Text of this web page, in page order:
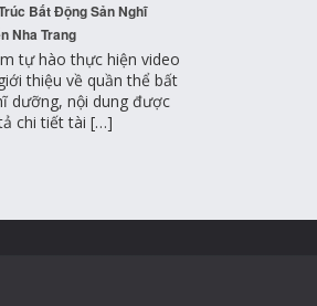
Bất Động Sản Nghĩ
Nha Trang
tự hào thực hiện video
thiệu về quần thể bất
dưỡng, nội dung được
chi tiết tài […]